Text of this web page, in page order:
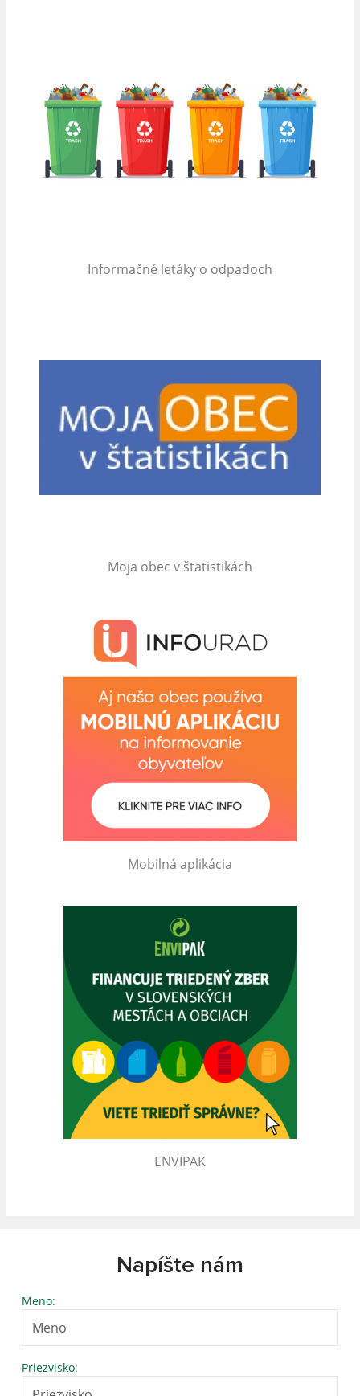
Informačné letáky o odpadoch
Moja obec v štatistikách
Mobilná aplikácia
ENVIPAK
Napíšte nám
Meno:
Priezvisko: